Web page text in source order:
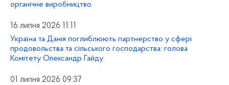
органічне виробництво
16 липня 2026 11:11
Україна та Данія поглиблюють партнерство у сфері
продовольства та сільського господарства: голова
Комітету Олександр Гайду
01 липня 2026 09:37